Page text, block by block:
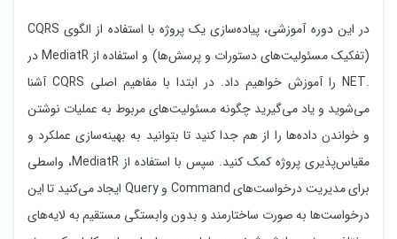
در این دوره آموزشی، پیاده‌سازی یک پروژه با استفاده از الگوی CQRS
(تفکیک مسئولیت‌های دستورات و پرسش‌ها) و استفاده از MediatR در
.NET را آموزش خواهیم داد. در ابتدا با مفاهیم اصلی CQRS آشنا
می‌شوید و یاد می‌گیرید چگونه مسئولیت‌های مربوط به عملیات نوشتن
و خواندن داده‌ها را از هم جدا کنید تا بتوانید به بهینه‌سازی عملکرد و
مقیاس‌پذیری پروژه کمک کنید. سپس با استفاده از MediatR، واسطی
برای مدیریت درخواست‌های Command و Query ایجاد می‌کنید تا این
درخواست‌ها به صورت ساختارمند و بدون وابستگی مستقیم به لایه‌های